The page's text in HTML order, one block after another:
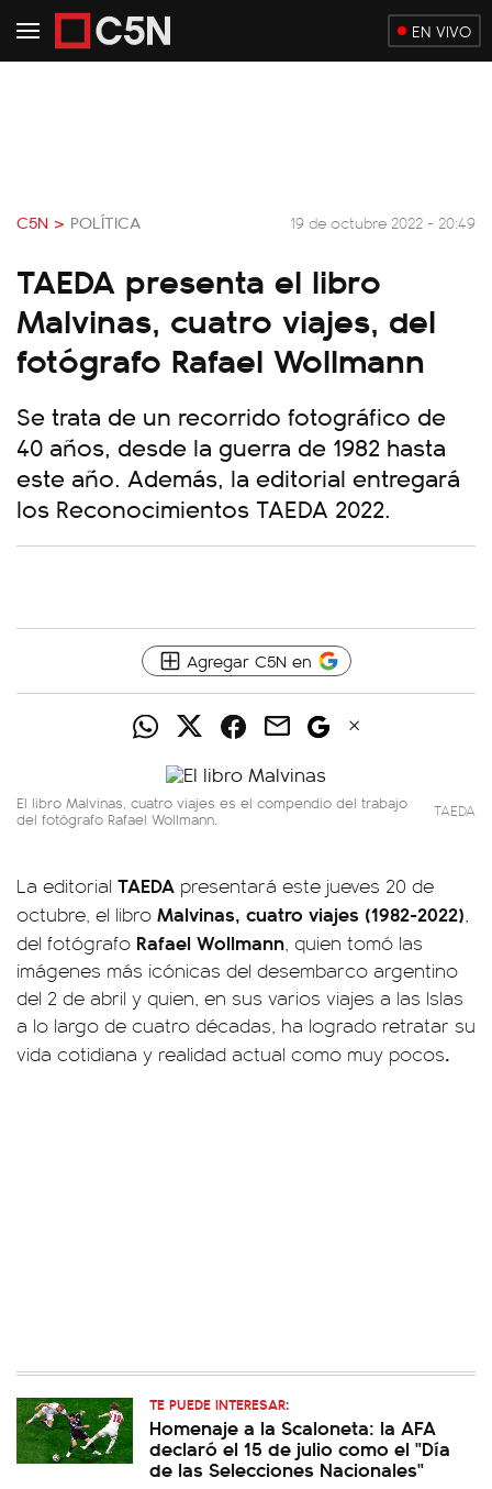
EN VIVO
C5N > POLÍTICA 19 de octubre 2022 - 20:49
TAEDA presenta el libro
Malvinas, cuatro viajes, del
fotógrafo Rafael Wollmann
Se trata de un recorrido fotográfico de
40 años, desde la guerra de 1982 hasta
este año. Además, la editorial entregará
los Reconocimientos TAEDA 2022.
Agregar C5N en
El libro Malvinas, cuatro viajes es el compendio del trabajo
del fotógrafo Rafael Wollmann. TAEDA
La editorial TAEDA presentará este jueves 20 de
octubre, el libro Malvinas, cuatro viajes (1982-2022),
del fotógrafo Rafael Wollmann, quien tomó las
imágenes más icónicas del desembarco argentino
del 2 de abril y quien, en sus varios viajes a las Islas
a lo largo de cuatro décadas, ha logrado retratar su
vida cotidiana y realidad actual como muy pocos.
TE PUEDE INTERESAR:
Homenaje a la Scaloneta: la AFA
declaró el 15 de julio como el "Día
de las Selecciones Nacionales"